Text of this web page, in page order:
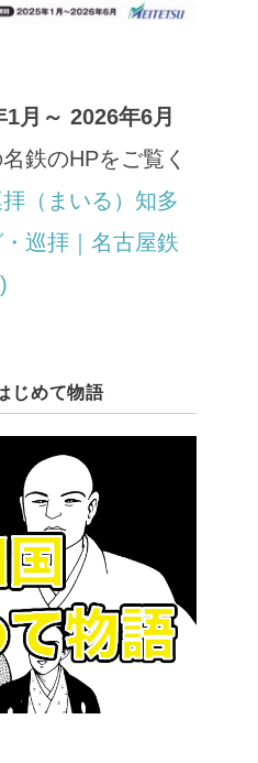
月～ 2026年6月
鉄のHPをご覧く
（まいる）知多
巡拝｜名古屋鉄
じめて物語